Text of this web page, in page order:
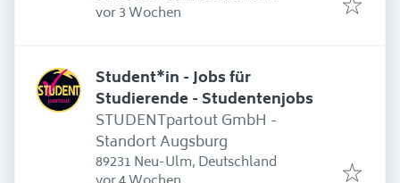
Erschienen:
vor 3 Wochen
Student*in - Jobs für
Studierende - Studentenjobs
STUDENTpartout GmbH -
Standort Augsburg
89231 Neu-Ulm, Deutschland